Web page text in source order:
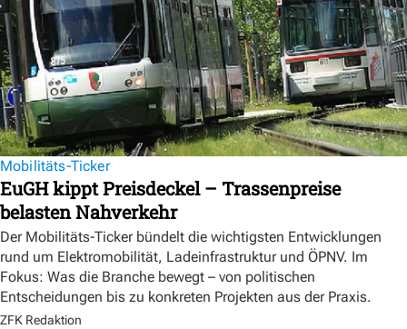
Mobilitäts-Ticker
EuGH kippt Preisdeckel – Trassenpreise
belasten Nahverkehr
Der Mobilitäts-Ticker bündelt die wichtigsten Entwicklungen
rund um Elektromobilität, Ladeinfrastruktur und ÖPNV. Im
Fokus: Was die Branche bewegt – von politischen
Entscheidungen bis zu konkreten Projekten aus der Praxis.
ZFK Redaktion